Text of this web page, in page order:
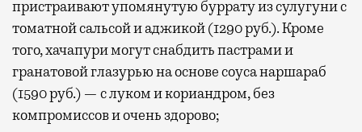
пристраивают упомянутую буррату из сулугуни с
томатной сальсой и аджикой (1290 руб.). Кроме
того, хачапури могут снабдить пастрами и
гранатовой глазурью на основе соуса наршараб
(1590 руб.) — с луком и кориандром, без
компромиссов и очень здорово;